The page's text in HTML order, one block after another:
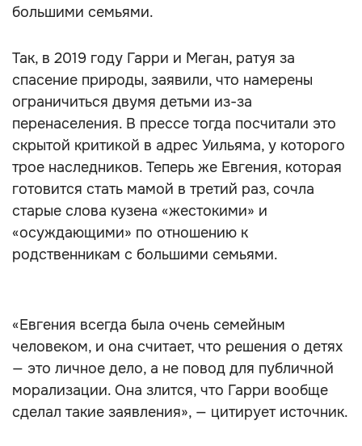
большими семьями.
Так, в 2019 году Гарри и Меган, ратуя за
спасение природы, заявили, что намерены
ограничиться двумя детьми из-за
перенаселения. В прессе тогда посчитали это
скрытой критикой в адрес Уильяма, у которого
трое наследников. Теперь же Евгения, которая
готовится стать мамой в третий раз, сочла
старые слова кузена «жестокими» и
«осуждающими» по отношению к
родственникам с большими семьями.
«Евгения всегда была очень семейным
человеком, и она считает, что решения о детях
— это личное дело, а не повод для публичной
морализации. Она злится, что Гарри вообще
сделал такие заявления», — цитирует источник.